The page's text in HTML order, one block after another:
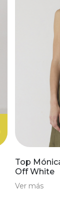
Top
Off White
Ver más